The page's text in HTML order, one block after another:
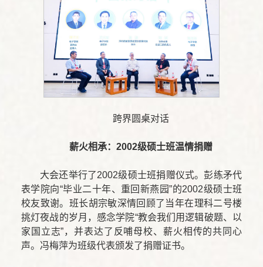
跨界圆桌对话
薪火相承：2002级硕士班温情捐赠
大会还举行了2002级硕士班捐赠仪式。彭练矛代
表学院向“毕业二十年、重回新燕园”的2002级硕士班
校友致谢。班长胡宗敏深情回顾了当年在理科二号楼
挑灯夜战的岁月，感念学院“教会我们用逻辑破题、以
家国立志”，并表达了反哺母校、薪火相传的共同心
声。冯梅萍为班级代表颁发了捐赠证书。